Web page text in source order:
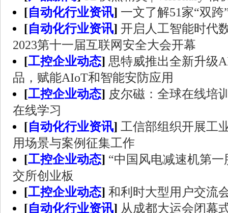
[自动化行业资讯] 一文了解51家“双
[自动化行业资讯] 开启人工智能时代
2023第十一届互联网安全大会开幕
[工控企业动态] 思特威推出全新升级
品，赋能AIoT和智能安防应用
[工控企业动态] 皮尔磁：全球在线
在线学习
[自动化行业资讯] 工信部组织开展工
用场景与案例征集工作
[工控企业动态] “中国风电减速机第
交所创业板
[工控企业动态] 和利时大型用户交流
[自动化行业资讯] 从成都大运会闭幕